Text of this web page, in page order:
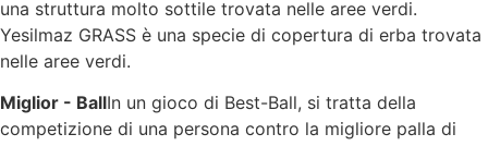
una struttura molto sottile trovata nelle aree verdi.
Yesilmaz GRASS è una specie di copertura di erba trovata
nelle aree verdi.
Miglior - BallIn un gioco di Best-Ball, si tratta della
competizione di una persona contro la migliore palla di